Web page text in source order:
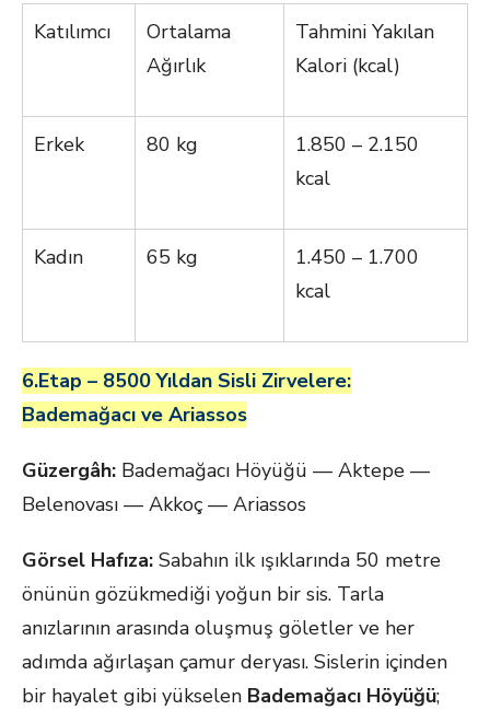
Katılımcı
Ortalama
Ağırlık
Tahmini Yakılan
Kalori (kcal)
Erkek 80 kg
1.850 – 2.150
kcal
Kadın 65 kg
1.450 – 1.700
kcal
6.Etap – 8500 Yıldan Sisli Zirvelere:
Bademağacı ve Ariassos
Güzergâh: Bademağacı Höyüğü — Aktepe —
Belenovası — Akkoç — Ariassos
Görsel Hafıza: Sabahın ilk ışıklarında 50 metre
önünün gözükmediği yoğun bir sis. Tarla
anızlarının arasında oluşmuş göletler ve her
adımda ağırlaşan çamur deryası. Sislerin içinden
bir hayalet gibi yükselen Bademağacı Höyüğü;